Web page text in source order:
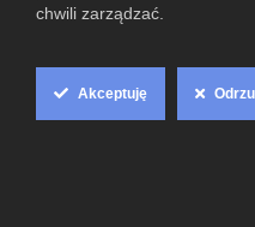
(0 przegląd)
23,00zł
Cookie
chwili zarządzać.
Akceptuję